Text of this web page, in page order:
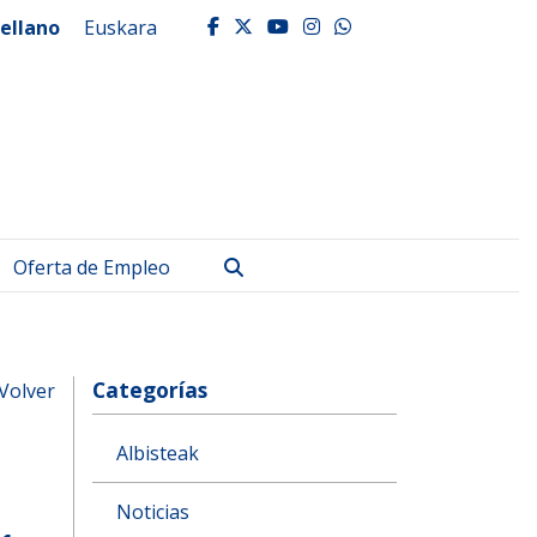
Euskara facebook
twitter
youtube
instagram
whatsapp
Oferta de Empleo
Categorías
Albisteak
Noticias